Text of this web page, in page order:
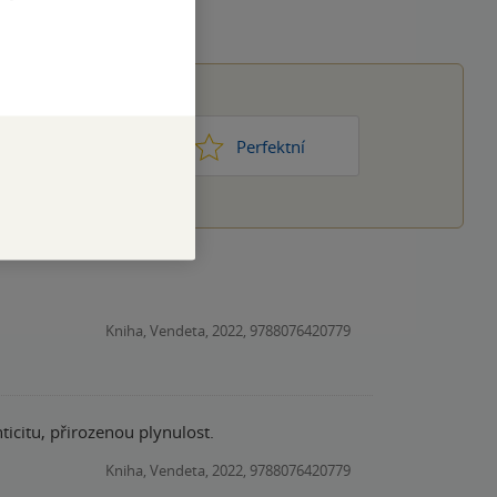
Perfektní
Kniha, Vendeta, 2022, 9788076420779
přirozenou plynulost.
Kniha, Vendeta, 2022, 9788076420779